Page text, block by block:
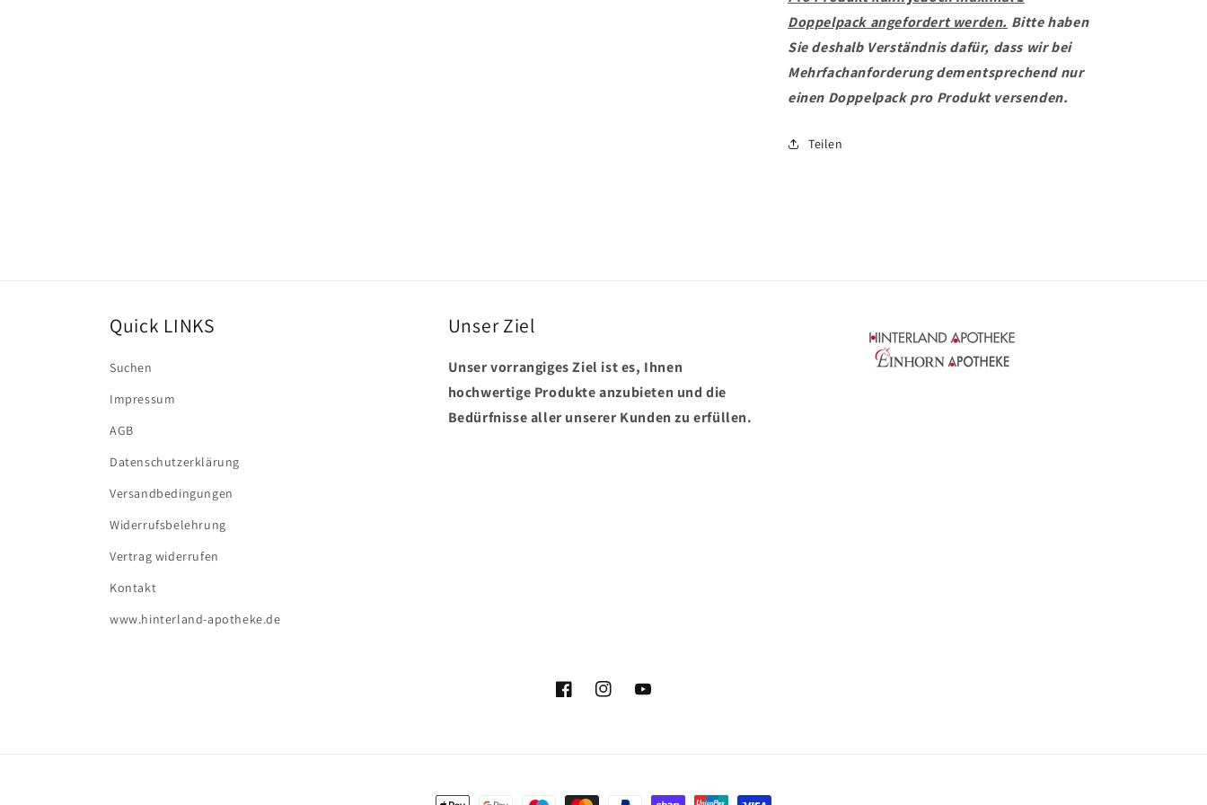
Doppelpack angefordert werden. Bitte haben
Sie deshalb Verständnis dafür, dass wir bei
Mehrfachanforderung dementsprechend nur
einen Doppelpack pro Produkt versenden.
Teilen
Quick LINKS
Suchen
Impressum
AGB
Datenschutzerklärung
Versandbedingungen
Widerrufsbelehrung
Vertrag widerrufen
Kontakt
www.hinterland-apotheke.de
Unser Ziel
Unser vorrangiges Ziel ist es, Ihnen
hochwertige Produkte anzubieten und die
Bedürfnisse aller unserer Kunden zu erfüllen.
FacebookInstagramYouTube